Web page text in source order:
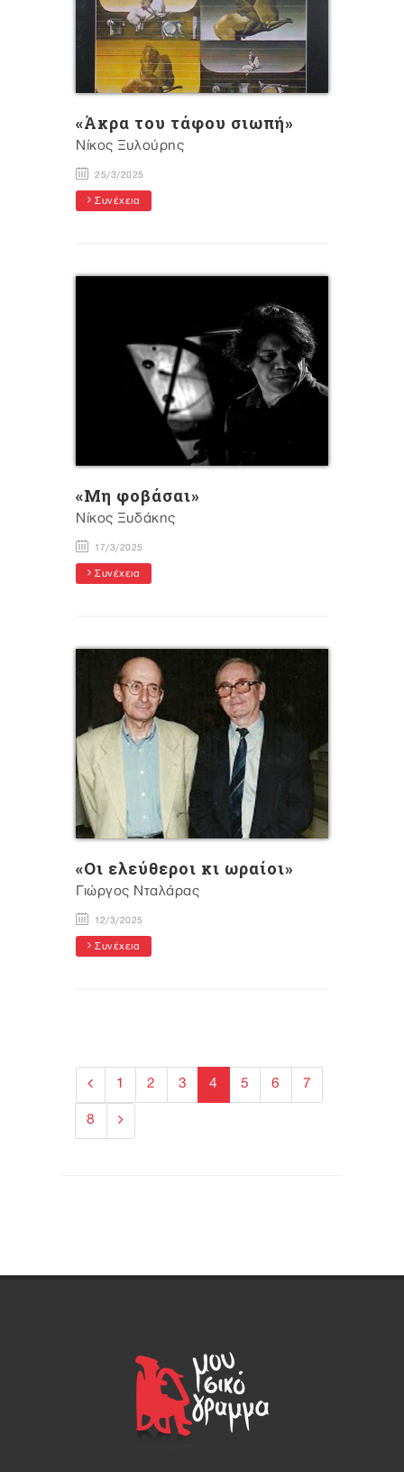
«Άκρα του τάφου σιωπή»
Nίκος Ξυλούρης
25/3/2025
Συνέχεια
«Μη φοβάσαι»
Νίκος Ξυδάκης
17/3/2025
Συνέχεια
«Οι ελεύθεροι κι ωραίοι»
Γιώργος Νταλάρας
12/3/2025
Συνέχεια
1 2 3 4 5 6 7
8